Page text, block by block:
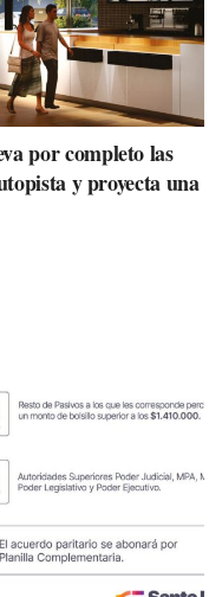
por completo las
y proyecta una